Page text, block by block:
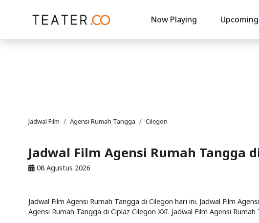
Now Playing Upcoming
Jadwal Film Agensi Rumah Tangga Cilegon
Jadwal Film Agensi Rumah Tangga
08 Agustus 2026
Jadwal Film Agensi Rumah Tangga di Cilegon hari ini. Jadwal Film
Agensi Rumah Tangga di Ciplaz Cilegon XXI. Jadwal Film Agensi